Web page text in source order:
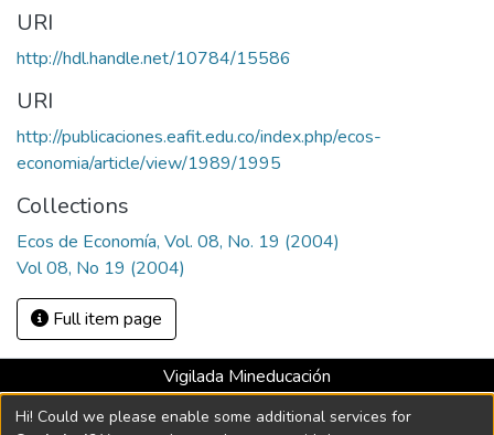
URI
http://hdl.handle.net/10784/15586
URI
http://publicaciones.eafit.edu.co/index.php/ecos-
economia/article/view/1989/1995
Collections
Ecos de Economía, Vol. 08, No. 19 (2004)
Vol 08, No 19 (2004)
Full item page
Vigilada Mineducación
Universidad con Acreditación Institucional hasta 2026 -
Resolución MEN 2158 de 2018
Hi! Could we please enable some additional services for